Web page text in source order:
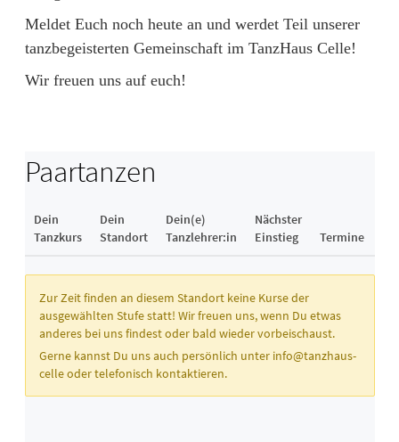
Meldet Euch noch heute an und werdet Teil unserer
tanzbegeisterten Gemeinschaft im TanzHaus Celle!
Wir freuen uns auf euch!